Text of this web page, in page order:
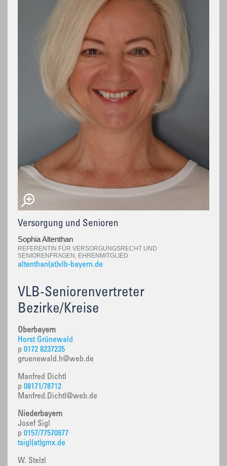
Versorgung und Senioren
Sophia Altenthan
REFERENTIN FÜR VERSORGUNGSRECHT UND
SENIORENFRAGEN, EHRENMITGLIED
altenthan(at)vlb-bayern.de
VLB-Seniorenvertreter
Bezirke/Kreise
Oberbayern
Horst Grünewald
p 0172 8237235
gruenewald.h@web.de
Manfred Dichtl
p 08171/78712
Manfred.Dichtl@web.de
Niederbayern
Josef Sigl
p 0157/77570977
tsigl(at)gmx.de
W. Stelzl